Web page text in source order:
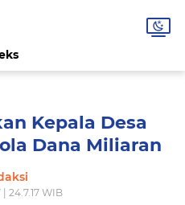
Kepala Desa
Dana Miliaran
24.7.17 WIB